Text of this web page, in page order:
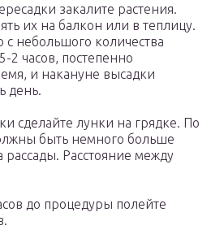
закалите растения.
их на балкон или в теплицу.
с небольшого количества
2 часов, постепенно
и накануне высадки
день.
сделайте лунки на грядке. По
быть немного больше
рассады. Расстояние между
до процедуры полейте